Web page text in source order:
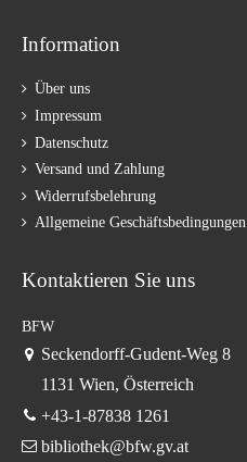
Information
Über uns
Impressum
Datenschutz
Versand und Zahlung
Widerrufsbelehrung
Allgemeine Geschäftsbedingungen
Kontaktieren Sie uns
BFW
Seckendorff-Gudent-Weg 8
1131 Wien, Österreich
+43-1-87838 1261
bibliothek@bfw.gv.at